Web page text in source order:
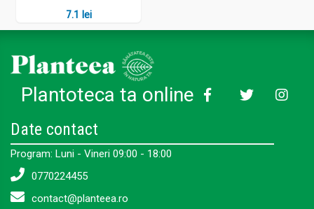
7.1 lei
Plantoteca ta online
Date contact
Program: Luni - Vineri 09:00 - 18:00
0770224455
contact@planteea.ro